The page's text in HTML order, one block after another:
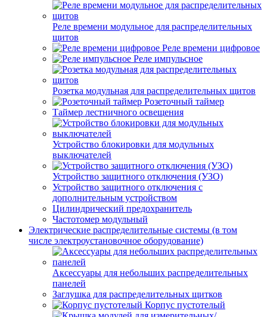
Реле времени модульное для распределительных
щитов
Реле времени цифровое
Реле импульсное
Розетка модульная для распределительных щитов
Розеточный таймер
Таймер лестничного освещения
Устройство блокировки для модульных
выключателей
Устройство защитного отключения (УЗО)
Устройство защитного отключения с
дополнительным устройством
Цилиндрический предохранитель
Частотомер модульный
Электрические распределительные системы (в том
числе электроустановочное оборудование)
Аксессуары для небольших распределительных
панелей
Заглушка для распределительных щитков
Корпус пустотелый